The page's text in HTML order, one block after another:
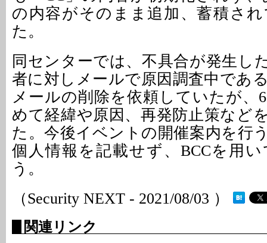
の内容がそのまま追加、蓄積さ
た。
同センターでは、不具合が発生し
者に対しメールで原因調査中であ
メールの削除を依頼していたが、
めて経緯や原因、再発防止策など
た。今後イベントの開催案内を行
個人情報を記載せず、BCCを用
う。
（Security NEXT - 2021/08/03 ）
関連リンク